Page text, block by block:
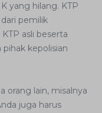
yang hilang. KTP
pemilik
asli beserta
kepolisian
orang lain, misalnya
juga harus